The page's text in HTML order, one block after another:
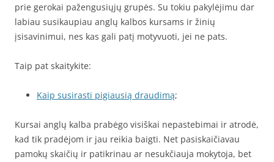
prie gerokai pažengusiųjų grupės. Su tokiu pakylėjimu dar
labiau susikaupiau anglų kalbos kursams ir žinių
įsisavinimui, nes kas gali patį motyvuoti, jei ne pats.
Taip pat skaitykite:
Kaip susirasti pigiausią draudimą;
Kursai anglų kalba prabėgo visiškai nepastebimai ir atrodė,
kad tik pradėjom ir jau reikia baigti. Net pasiskaičiavau
pamokų skaičių ir patikrinau ar nesukčiauja mokytoja, bet